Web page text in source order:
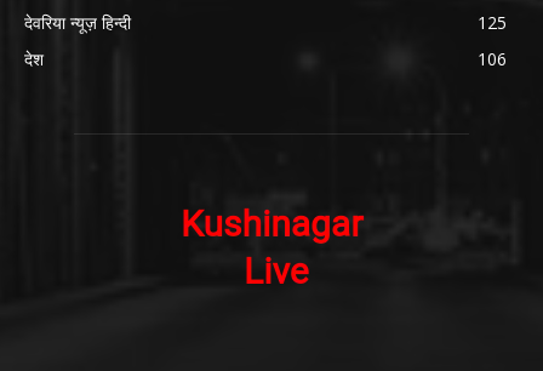
देवरिया न्यूज़ हिन्दी
125
देश
106